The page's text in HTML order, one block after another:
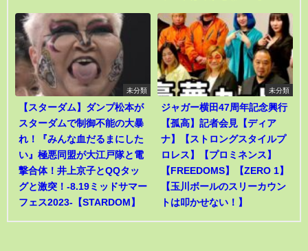
未分類
【スターダム】ダンプ松本が
スターダムで制御不能の大暴
れ！『みんな血だるまにした
い』極悪同盟が大江戸隊と電
撃合体！井上京子とQQタッ
グと激突！-8.19ミッドサマー
フェス2023-【STARDOM】
未分類
ジャガー横田47周年記念興行
【孤高】記者会見【ディア
ナ】【ストロングスタイルプ
ロレス】【プロミネンス】
【FREEDOMS】【ZERO 1】
【玉川ボールのスリーカウン
トは叩かせない！】